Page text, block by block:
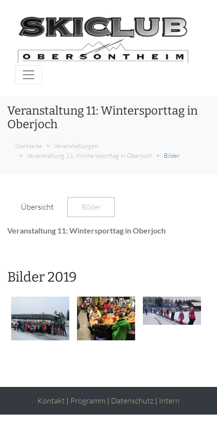
Veranstaltung 11: Wintersporttag in
Oberjoch
Startseite
Veranstaltungen
Veranstaltung 11: Wintersporttag in Oberjoch
Bilder
Übersicht Bilder
Veranstaltung 11: Wintersporttag in Oberjoch
Bilder 2019
Kontakt | Programm | Datenschutz | Intern